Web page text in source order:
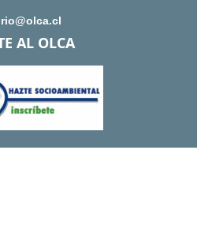
AL OLCA